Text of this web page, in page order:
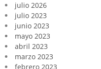
julio 2026
julio 2023
junio 2023
mayo 2023
abril 2023
marzo 2023
febrero 2023